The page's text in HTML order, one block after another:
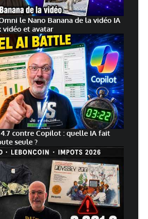
le Nano Banana de la vidéo IA
vidéo et avatar
contre Copilot : quelle IA fait
seule ?